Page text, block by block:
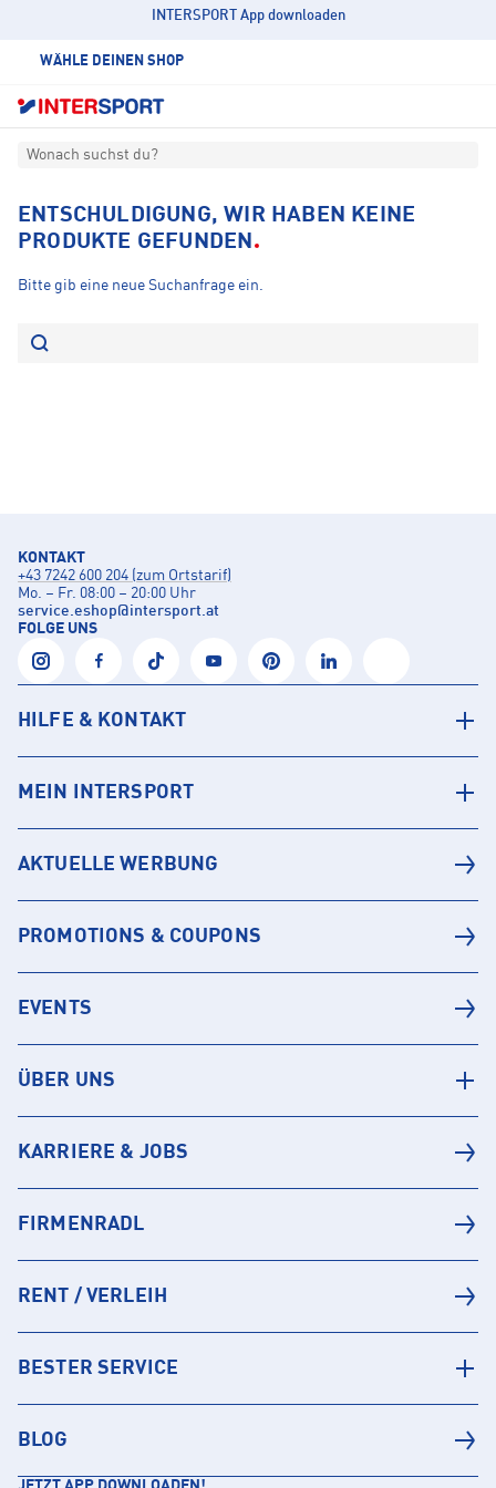
INTERSPORT App downloaden
WÄHLE DEINEN SHOP
Wonach suchst du?
ENTSCHULDIGUNG, WIR HABEN KEINE
PRODUKTE GEFUNDEN
Bitte gib eine neue Suchanfrage ein.
KONTAKT
+43 7242 600 204 (zum Ortstarif)
Mo. – Fr. 08:00 – 20:00 Uhr
service.eshop@intersport.at
FOLGE UNS
HILFE & KONTAKT
MEIN INTERSPORT
AKTUELLE WERBUNG
PROMOTIONS & COUPONS
EVENTS
ÜBER UNS
KARRIERE & JOBS
FIRMENRADL
RENT / VERLEIH
BESTER SERVICE
BLOG